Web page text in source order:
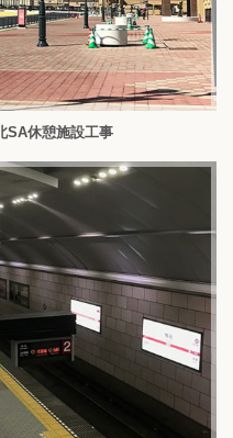
SA休憩施設工事